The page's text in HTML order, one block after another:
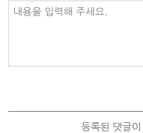
내용을 입력해 주세요.
등록된 댓글이